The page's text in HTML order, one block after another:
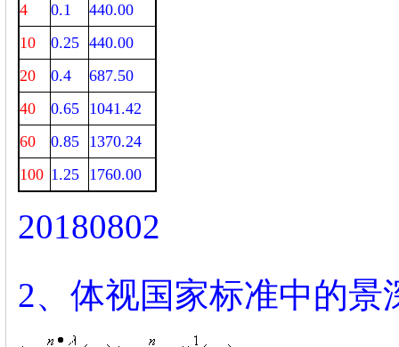
4
0.1
440.00
10
0.25 440.00
20
0.4
687.50
40
0.65
1041.42
60
0.85
1370.24
100 1.25 1760.00
20180802
2、体视国家标准中的景